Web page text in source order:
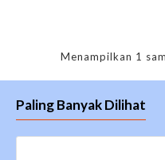
Menampilkan 1
Paling Banyak Dilihat